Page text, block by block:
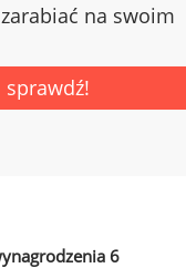
na swoim
sprawdź!
6